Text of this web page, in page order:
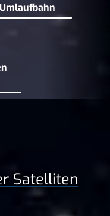
Umlaufbahn
Satelliten